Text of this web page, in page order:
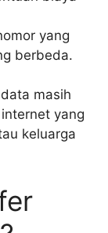
yang
berbeda.
masih
yang
keluarga